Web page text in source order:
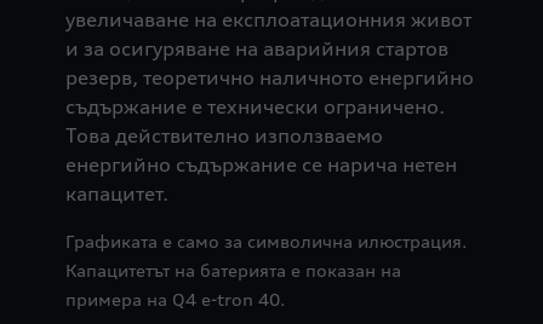
увеличаване на експлоатационния живот
и за осигуряване на аварийния стартов
резерв, теоретично наличното енергийно
съдържание е технически ограничено.
Това действително използваемо
енергийно съдържание се нарича нетен
капацитет.
Графиката е само за символична илюстрация.
Капацитетът на батерията е показан на
примера на Q4 e-tron 40.